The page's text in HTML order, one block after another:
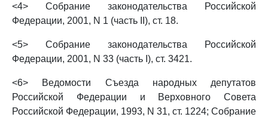
<4> Собрание законодательства Российской
Федерации, 2001, N 1 (часть II), ст. 18.
<5> Собрание законодательства Российской
Федерации, 2001, N 33 (часть I), ст. 3421.
<6> Ведомости Съезда народных депутатов
Российской Федерации и Верховного Совета
Российской Федерации, 1993, N 31, ст. 1224; Собрание